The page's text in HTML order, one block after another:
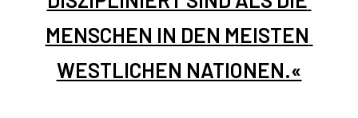
MENSCHEN IN DEN MEISTEN
WESTLICHEN NATIONEN.«